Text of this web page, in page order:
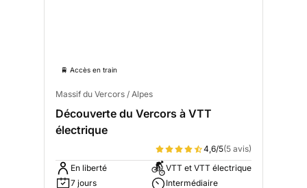
🚆 Accès en train
Massif du Vercors / Alpes
Découverte du Vercors à VTT
électrique
4,6/5(5 avis)
En liberté
7 jours
VTT et VTT électrique
Intermédiaire